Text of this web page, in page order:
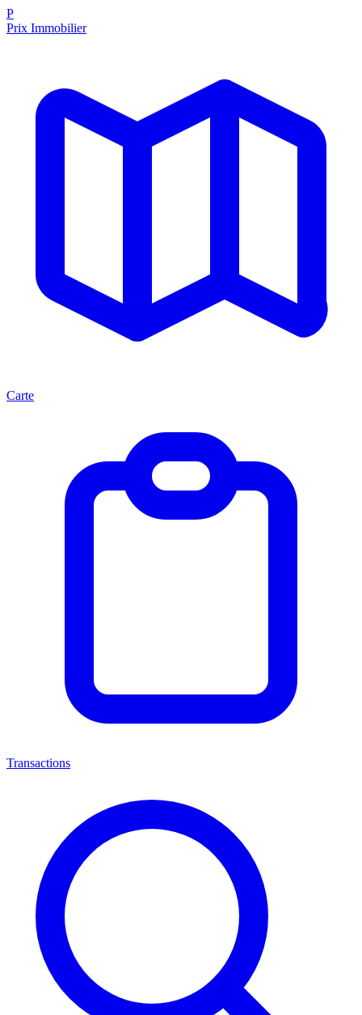
P
Prix Immobilier
Carte
Transactions